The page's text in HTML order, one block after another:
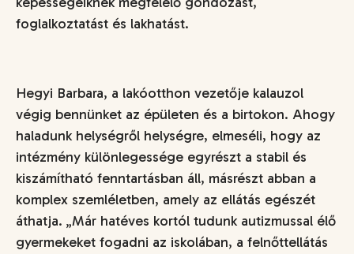
foglalkoztatást és lakhatást.
Hegyi Barbara, a lakóotthon vezetője kalauzol
végig bennünket az épületen és a birtokon. Ahogy
haladunk helységről helységre, elmeséli, hogy az
intézmény különlegessége egyrészt a stabil és
kiszámítható fenntartásban áll, másrészt abban a
komplex szemléletben, amely az ellátás egészét
áthatja. „Már hatéves kortól tudunk autizmussal élő
gyermekeket fogadni az iskolában, a felnőttellátás